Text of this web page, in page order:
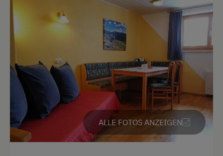
Sanfter Winter
Schneeschuhwandern
Geführte Schneeschuhwanderungen
Skitouren
Geführte Skitouren
Kulinarik / Genuss
Küche
Küchenausstattung
Haupthaus
Doppelbett (Kingsize)
Ausziehcouch
Einzelbett
ALLE FOTOS ANZEIGEN